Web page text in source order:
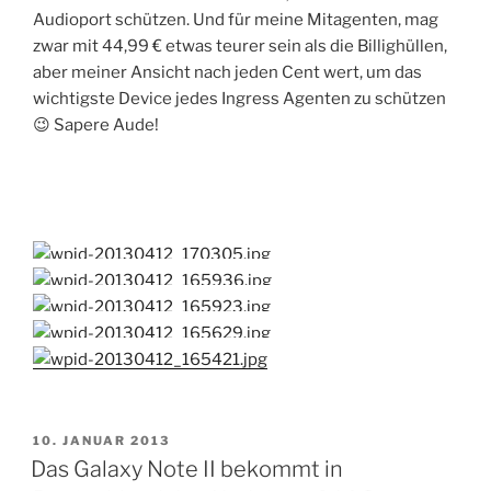
Audioport schützen. Und für meine Mitagenten, mag
zwar mit 44,99 € etwas teurer sein als die Billighüllen,
aber meiner Ansicht nach jeden Cent wert, um das
wichtigste Device jedes Ingress Agenten zu schützen
😉 Sapere Aude!
VERÖFFENTLICHT
AM
10. JANUAR 2013
Das Galaxy Note II bekommt in